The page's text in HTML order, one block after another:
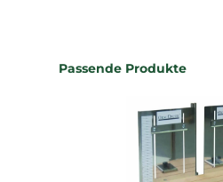
Produktgalerie überspringen
Passende Produkte